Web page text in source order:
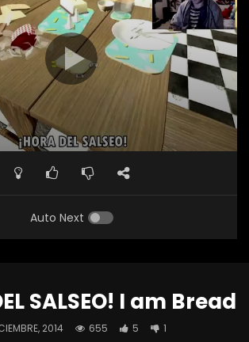
Auto Next
SALSEO! I am Bread
2014 655 5 1